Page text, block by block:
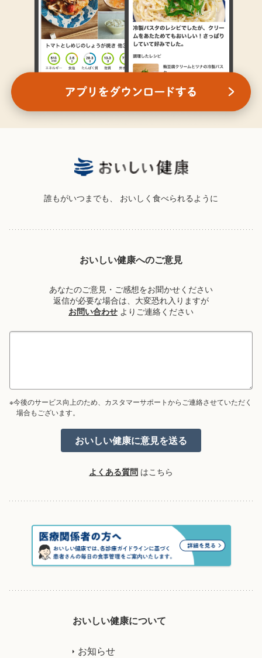
誰もがいつまでも、 おいしく食べられるように
おいしい健康へのご意見
あなたのご意見・ご感想をお聞かせください
返信が必要な場合は、大変恐れ入りますが
お問い合わせ よりご連絡ください
※今後のサービス向上のため、カスタマーサポートからご連絡させていただく
場合もございます。
よくある質問 はこちら
おいしい健康について
お知らせ